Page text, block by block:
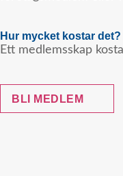
Hur mycket kostar det?
Ett medlemsskap
BLI MEDLEM